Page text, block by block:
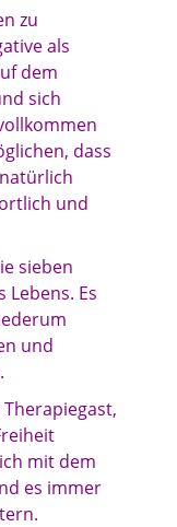
zu
als
dem
sich
dass
und
sieben
Es
und
mit dem
es immer